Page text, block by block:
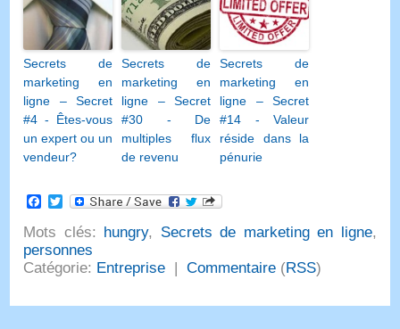
Secrets de
marketing en
ligne – Secret
#4 - Êtes-vous
un expert ou un
vendeur?
Secrets de
marketing en
ligne – Secret
#30 - De
multiples flux
de revenu
Secrets de
marketing en
ligne – Secret
#14 - Valeur
réside dans la
pénurie
Facebook
Twitter
Mots clés: hungry, Secrets de marketing en ligne,
personnes
Catégorie: Entreprise |Commentaire (RSS)